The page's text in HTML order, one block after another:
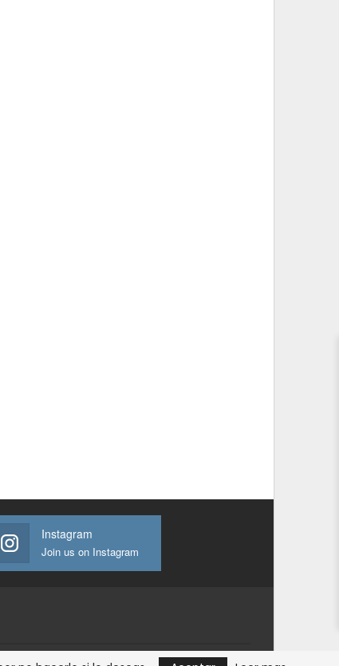
Instagram
Join us on Instagram
web desarrollado y administrado por:GPO SOCMX